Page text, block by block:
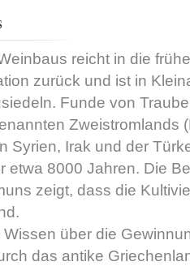
reicht in die
zurück und ist in
Funde von
Zweistromlands
Syrien, Irak und der
etwa 8000 Jahren. Die
zeigt, dass die
über die
das antike